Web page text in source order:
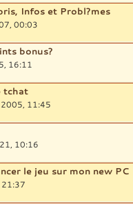
Infos et Probl?mes
00:03
bonus?
16:11
tchat
2005, 11:45
10:16
le jeu sur mon new PC
21:37